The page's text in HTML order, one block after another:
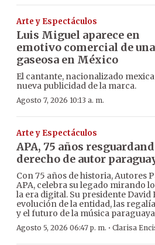
Arte y Espectáculos
Luis Miguel aparece en
emotivo comercial de una
gaseosa en México
El cantante, nacionalizado
nueva publicidad de la marca.
Agosto 7, 2026 10:13 a. m.
Arte y Espectáculos
APA, 75 años
derecho de autor
Con 75 años de historia, Autores
APA, celebra su legado mirando
la era digital. Su presidente
evolución de la entidad, las
y el futuro de la música
Agosto 5, 2026 06:47 p. m. · Clarisa